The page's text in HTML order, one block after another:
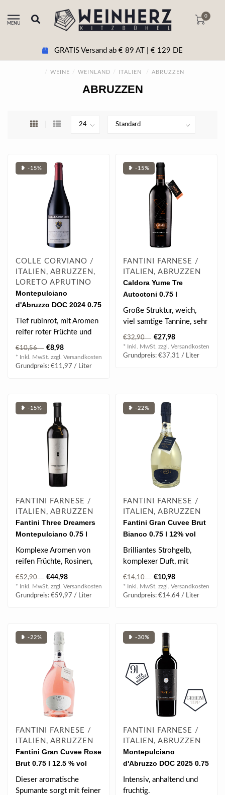
MENU
0
GRATIS Versand ab € 89 AT | € 129 DE
/ WEINE / WEINLAND / ITALIEN / ABRUZZEN
ABRUZZEN
❥ -15%
COLLE CORVIANO /
ITALIEN, ABRUZZEN,
LORETO APRUTINO
Montepulciano
d'Abruzzo DOC 2024 0.75
l
Tief rubinrot, mit Aromen
reifer roter Früchte und
einem eleganten,
fruchtbeton..
€10,56 €8,98
* Inkl. MwSt. zzgl. Versandkosten
Grundpreis: €11,97 / Liter
❥ -15%
FANTINI FARNESE /
ITALIEN, ABRUZZEN
Caldora Yume Tre
Autoctoni 0.75 l
Große Struktur, weich,
viel samtige Tannine, sehr
anhaltend mit einem
langen Ab..
€32,90 €27,98
* Inkl. MwSt. zzgl. Versandkosten
Grundpreis: €37,31 / Liter
❥ -15%
FANTINI FARNESE /
ITALIEN, ABRUZZEN
Fantini Three Dreamers
Montepulciano 0.75 l
Komplexe Aromen von
reifen Früchte, Rosinen,
Brombeeren,
Sauerkirschen, Zimt mi..
€52,90 €44,98
* Inkl. MwSt. zzgl. Versandkosten
Grundpreis: €59,97 / Liter
❥ -22%
FANTINI FARNESE /
ITALIEN, ABRUZZEN
Fantini Gran Cuvee Brut
Bianco 0.75 l 12% vol
Brilliantes Strohgelb,
komplexer Duft, mit
Noten von grünen
Zitrusfrüchten und..
€14,10 €10,98
* Inkl. MwSt. zzgl. Versandkosten
Grundpreis: €14,64 / Liter
❥ -22%
FANTINI FARNESE /
ITALIEN, ABRUZZEN
Fantini Gran Cuvee Rose
Brut 0.75 l 12.5 % vol
Dieser aromatische
Spumante sorgt mit feiner
❥ -30%
FANTINI FARNESE /
ITALIEN, ABRUZZEN
Montepulciano
d'Abruzzo DOC 2025 0.75
l
Intensiv, anhaltend und
fruchtig.